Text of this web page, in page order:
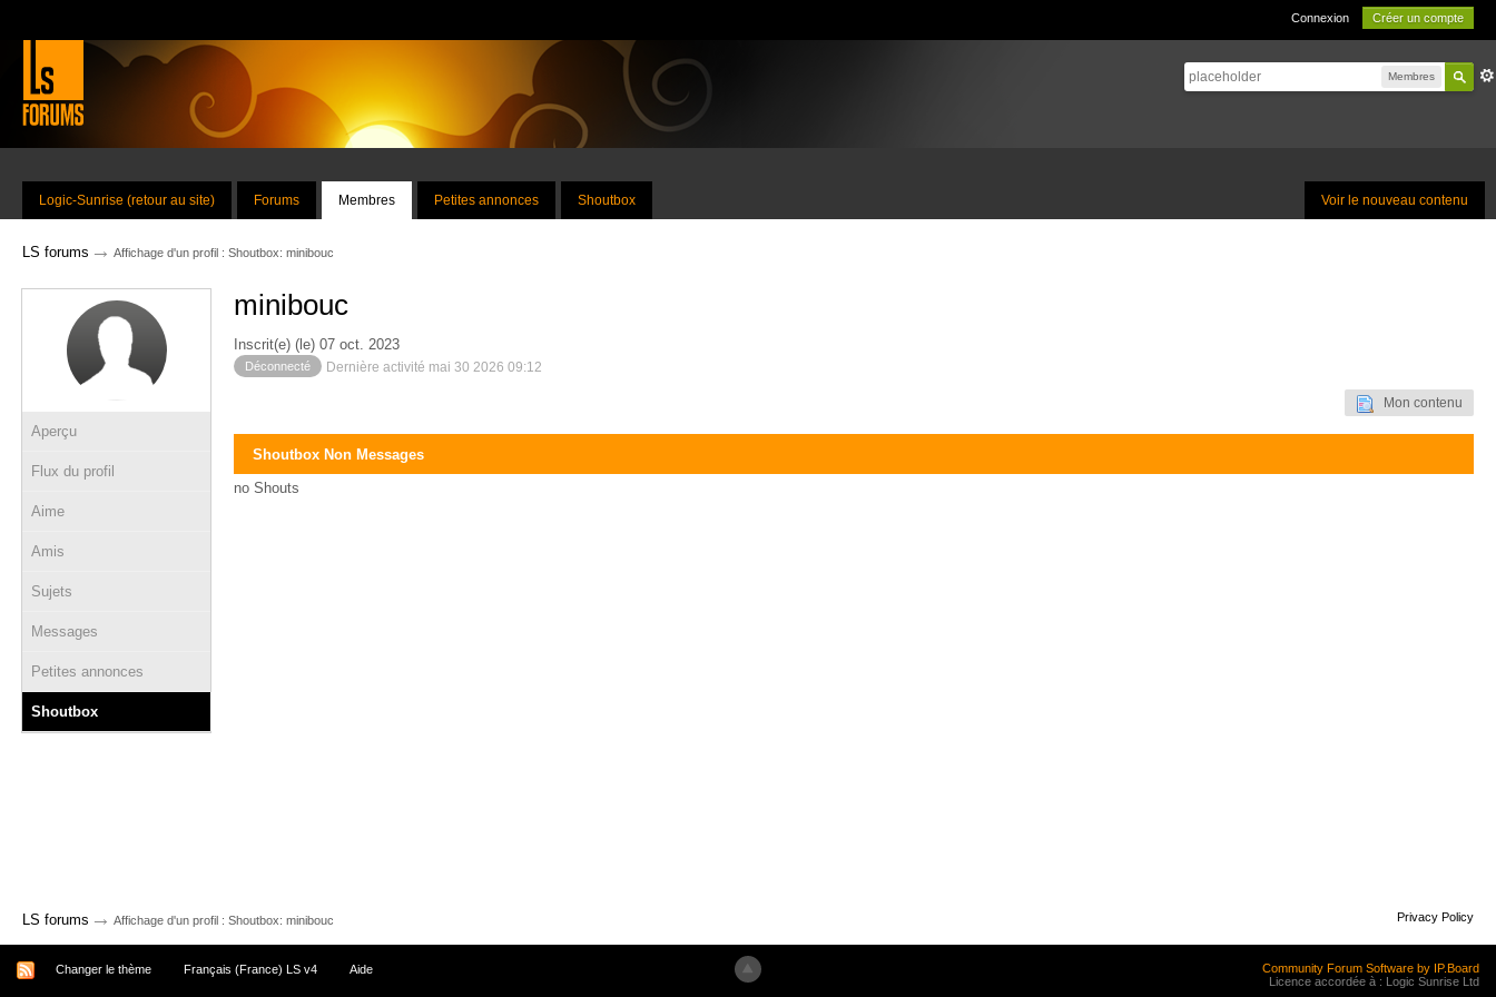
Connexion Créer un compte
Membres
Voir le nouveau contenu
Logic-Sunrise (retour au site) Forums Membres Petites annonces Shoutbox
LS forums → Affichage d'un profil : Shoutbox: minibouc
Aperçu
Flux du profil
Aime
Amis
Sujets
Messages
Petites annonces
Shoutbox
minibouc
Inscrit(e) (le) 07 oct. 2023
Déconnecté Dernière activité mai 30 2026 09:12
Mon contenu
Shoutbox Non Messages
no Shouts
LS forums → Affichage d'un profil : Shoutbox: minibouc Privacy Policy
Changer le thème Français (France) LS v4 Aide
Community Forum Software by IP.Board
Licence accordée à : Logic Sunrise Ltd